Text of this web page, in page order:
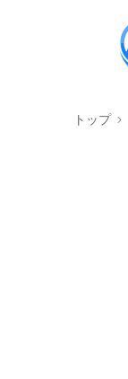
トップ